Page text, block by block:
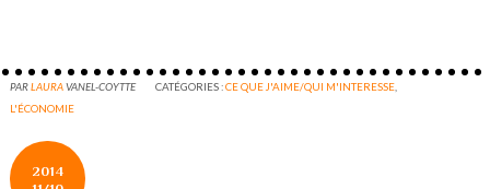
PARLAURAVANEL-COYTTE CATÉGORIES :CE QUE J'AIME/QUI M'INTERESSE
L'ÉCONOMIE
2014